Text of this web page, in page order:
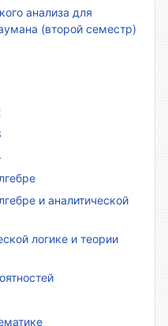
анализа для
(второй семестр)
и аналитической
логике и теории